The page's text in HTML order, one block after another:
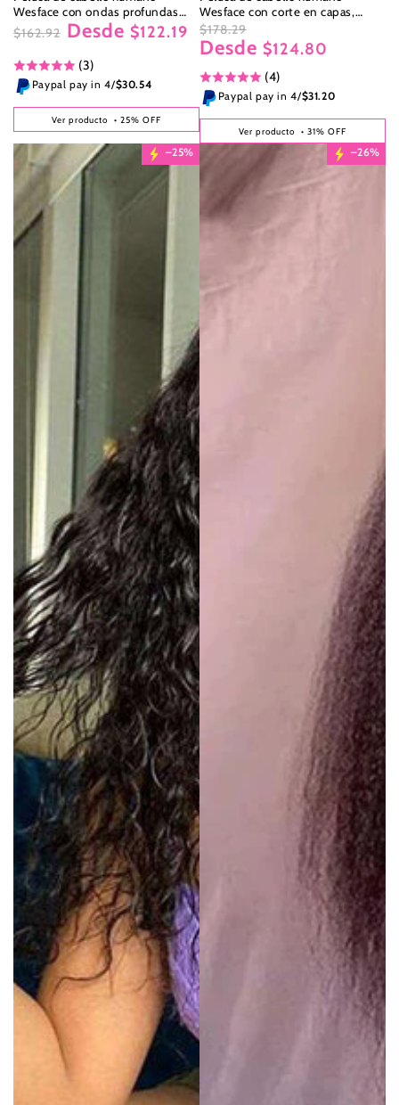
Wesface con ondas profundas
sueltas y cierre de encaje de 5 x 5
pulgadas, color negro natural
regular
$162.92
de
venta
Desde $122.19
(3)
Paypal pay in 4/$30.54
Ver producto • 25% OFF
Wesface con corte en capas,
recta, 5x5, con cierre de encaje,
color negro natural
Precio
$178.29
Precio
venta
Desde $124.80
(4)
Paypal pay in 4/$31.20
Ver producto • 31% OFF
–25% –26%